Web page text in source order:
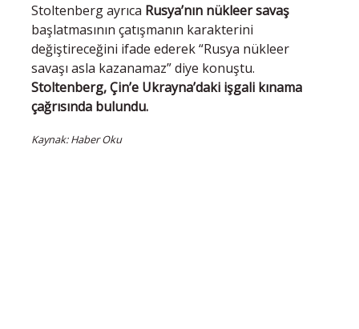
Stoltenberg ayrıca Rusya’nın nükleer savaş
başlatmasının çatışmanın karakterini
değiştireceğini ifade ederek “Rusya nükleer
savaşı asla kazanamaz” diye konuştu.
Stoltenberg, Çin’e Ukrayna’daki işgali kınama
çağrısında bulundu.
Kaynak: Haber Oku